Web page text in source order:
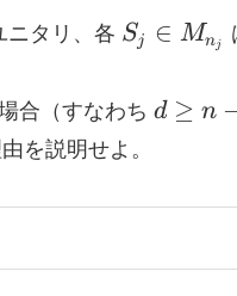
(S_1
\cdots
\oplus
S_d
\oplus
W)
ニタリ、各 S_j \in
M_{n_j}
Sj ∈ Mnj
合（すなわち d
d ≥ n
を説明せよ。